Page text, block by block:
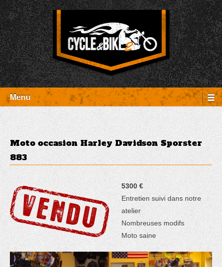
Aller
au
contenu
Cycle et Bike
Entretien Harley-Davidson, préparation et custom, boutique, pièces
détachées Rambouillet
Menu
Moto occasion Harley Davidson Sporster
883
5300 €
Entretien suivi dans notre
atelier
Nombreuses modifs
Moto saine
Panneau de gestion des cookies